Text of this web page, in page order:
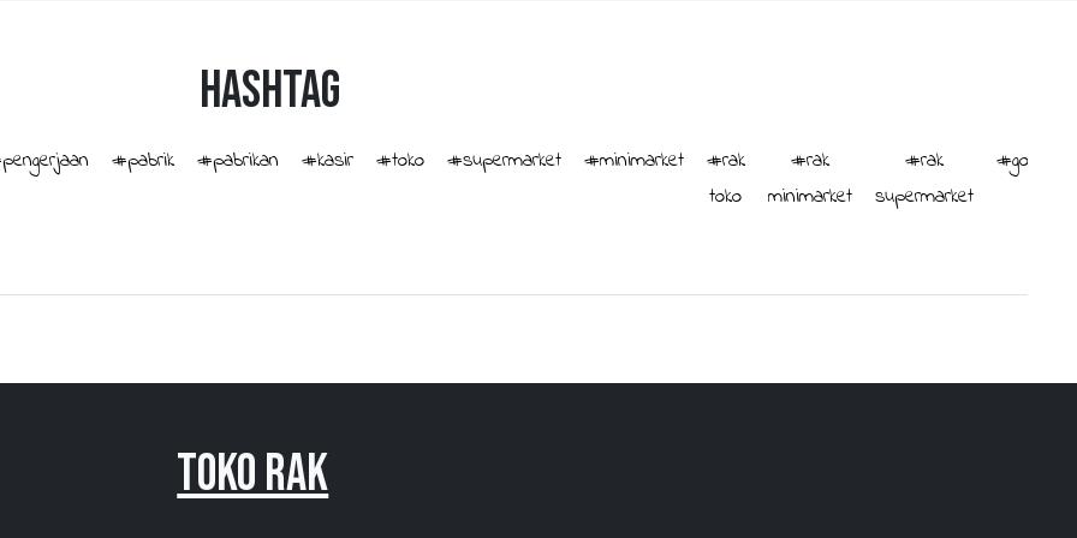
HashTag
#pabrik #pabrikan #kasir #toko #supermarket #minimarket
#rak
toko
#rak
minimarket
#rak
supermarket
#gondola
Toko Rak